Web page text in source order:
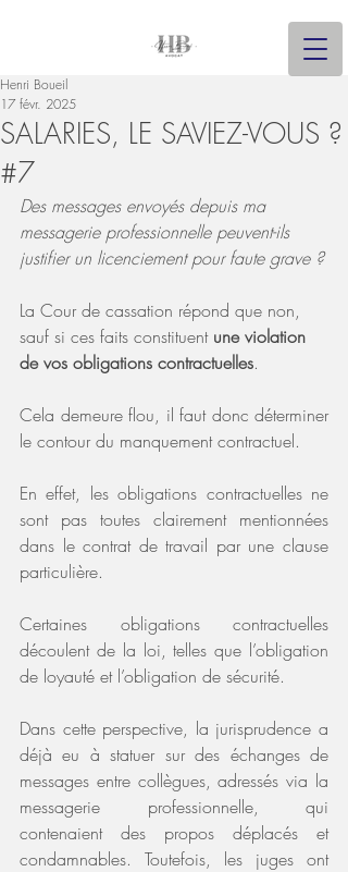
SALARIES, LE SAVIEZ-VOUS ?
#7
Henri Boueil
17 févr. 2025
Des messages envoyés depuis ma
messagerie professionnelle peuvent-ils
justifier un licenciement pour faute grave ?
La Cour de cassation répond que non,
sauf si ces faits constituent une violation
de vos obligations contractuelles.
Cela demeure flou, il faut donc déterminer
le contour du manquement contractuel.
En effet, les obligations contractuelles ne
sont pas toutes clairement mentionnées
dans le contrat de travail par une clause
particulière.
Certaines obligations contractuelles
découlent de la loi, telles que l’obligation
de loyauté et l’obligation de sécurité.
Dans cette perspective, la jurisprudence a
déjà eu à statuer sur des échanges de
messages entre collègues, adressés via la
messagerie professionnelle, qui
contenaient des propos déplacés et
condamnables. Toutefois, les juges ont